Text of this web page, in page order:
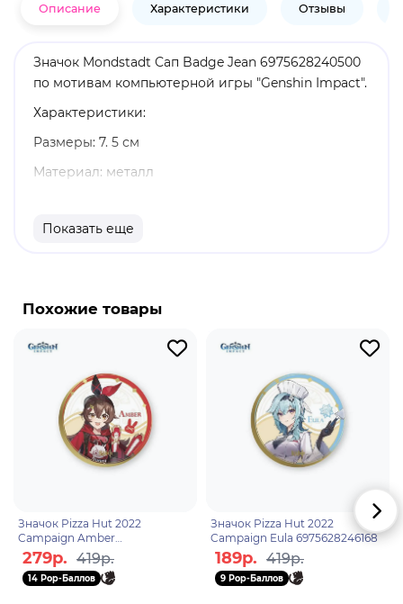
Описание Характеристики Отзывы
Значок Mondstadt Сап Badge Jean 6975628240500
по мотивам компьютерной игры "Genshin Impact".
Характеристики:
Размеры: 7. 5 см
Материал: металл
продукт
персонаж в "Genshin Impact". Многие могли бы
совмещать свои рабочие обязанности и
символ всего Мондштадта, она поклялась
охранять город и не важно кто у ворот, хоть
небольшой Хиличурл, хоть грозный Ужас бури -
ее меч всегда будет на вашей стороне, а ее
Анемо способности вдохновят вас на новые
Показать еще
Похожие товары
Значок Pizza Hut 2022
Campaign Amber
6975628246151
279р. 419р.
14 Pop-Баллов
Значок Pizza Hut 2022
Campaign Eula 6975628246168
189р. 419р.
9 Pop-Баллов